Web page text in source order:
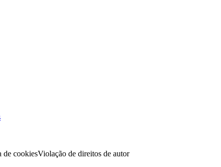
de cookiesViolação de direitos de autor